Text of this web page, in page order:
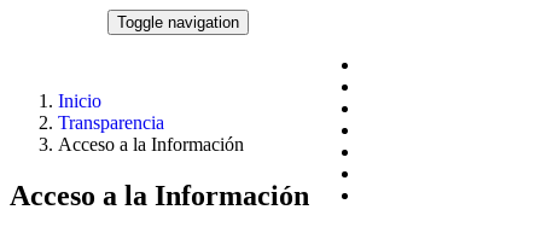
Pasar al contenido principal
Toggle navigation
Inicio
Transparencia
Acceso a la Información
Acceso a la Información